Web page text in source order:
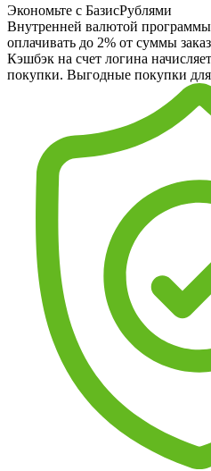
Экономьте с БазисРублями
Внутренней валютой
оплачивать до 2% от суммы
Кэшбэк на счет логина
покупки. Выгодные покупки